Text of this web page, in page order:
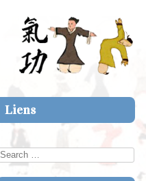
Liens
Search